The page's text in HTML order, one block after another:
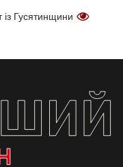
із Гусятинщини